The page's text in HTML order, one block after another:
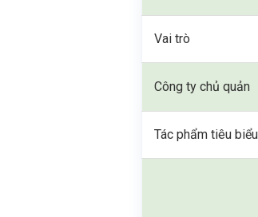
Vai trò
Công ty chủ quản
Tác phẩm tiêu biểu